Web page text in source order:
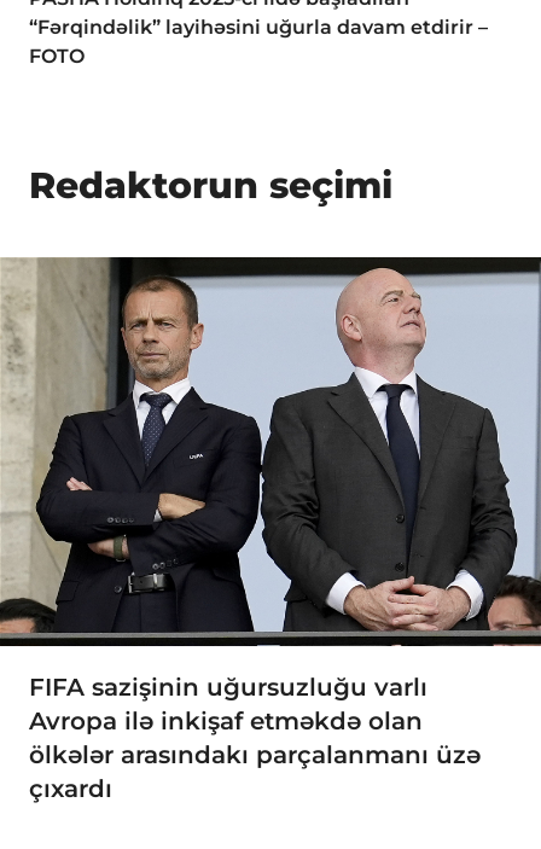
“Fərqindəlik” layihəsini uğurla davam etdirir –
FOTO
Redaktorun seçimi
FIFA sazişinin uğursuzluğu varlı
Avropa ilə inkişaf etməkdə olan
ölkələr arasındakı parçalanmanı üzə
çıxardı